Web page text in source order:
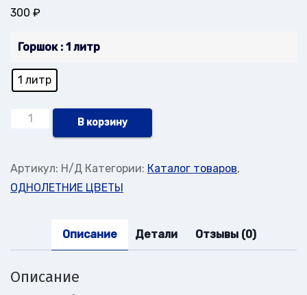
300 ₽
Горшок : 1 литр
1 литр
Количество
White
Stream
В корзину
Артикул: Н/Д Категории: Каталог товаров,
ОДНОЛЕТНИЕ ЦВЕТЫ
Описание Детали Отзывы (0)
Описание